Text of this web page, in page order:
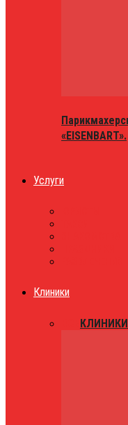
«EISENBART».
Услуги
Клиники
КЛИНИКИ